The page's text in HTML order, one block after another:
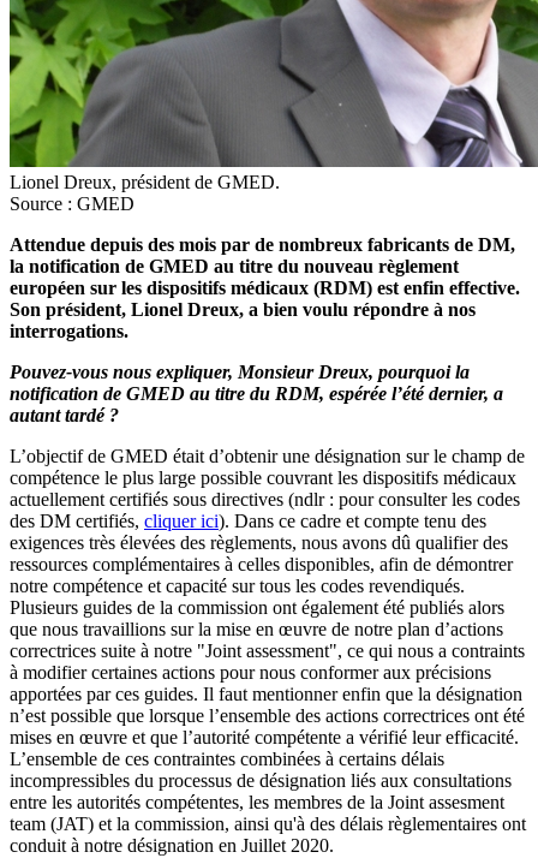
Lionel Dreux, président de GMED.
Source : GMED
Attendue depuis des mois par de nombreux fabricants de DM,
la notification de GMED au titre du nouveau règlement
européen sur les dispositifs médicaux (RDM) est enfin effective.
Son président, Lionel Dreux, a bien voulu répondre à nos
interrogations.
Pouvez-vous nous expliquer, Monsieur Dreux, pourquoi la
notification de GMED au titre du RDM, espérée l’été dernier, a
autant tardé ?
L’objectif de GMED était d’obtenir une désignation sur le champ de
compétence le plus large possible couvrant les dispositifs médicaux
actuellement certifiés sous directives (ndlr : pour consulter les codes
des DM certifiés, cliquer ici). Dans ce cadre et compte tenu des
exigences très élevées des règlements, nous avons dû qualifier des
ressources complémentaires à celles disponibles, afin de démontrer
notre compétence et capacité sur tous les codes revendiqués.
Plusieurs guides de la commission ont également été publiés alors
que nous travaillions sur la mise en œuvre de notre plan d’actions
correctrices suite à notre "Joint assessment", ce qui nous a contraints
à modifier certaines actions pour nous conformer aux précisions
apportées par ces guides. Il faut mentionner enfin que la désignation
n’est possible que lorsque l’ensemble des actions correctrices ont été
mises en œuvre et que l’autorité compétente a vérifié leur efficacité.
L’ensemble de ces contraintes combinées à certains délais
incompressibles du processus de désignation liés aux consultations
entre les autorités compétentes, les membres de la Joint assesment
team (JAT) et la commission, ainsi qu'à des délais règlementaires ont
conduit à notre désignation en Juillet 2020.